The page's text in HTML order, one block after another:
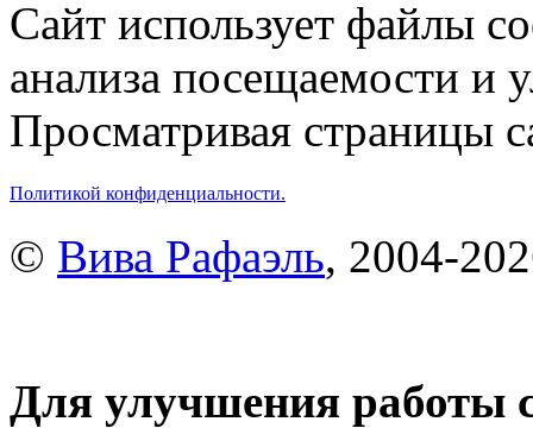
Сайт использует файлы
анализа посещаемости и
Просматривая страницы
Политикой конфиденциальности.
© Вива Рафаэль, 2004-
Для улучшения работы